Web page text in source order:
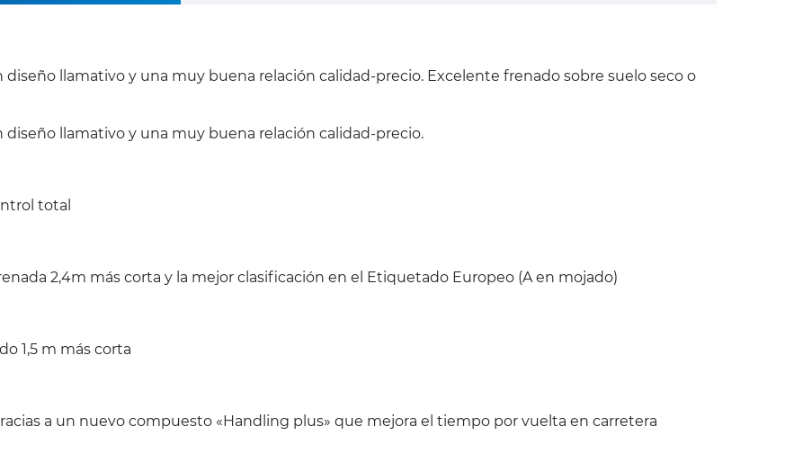
diseño llamativo y una muy buena relación calidad-precio. Excelente frenado sobre suelo seco o
diseño llamativo y una muy buena relación calidad-precio.
total
2,4m más corta y la mejor clasificación en el Etiquetado Europeo (A en mojado)
1,5 m más corta
a un nuevo compuesto «Handling plus» que mejora el tiempo por vuelta en carretera